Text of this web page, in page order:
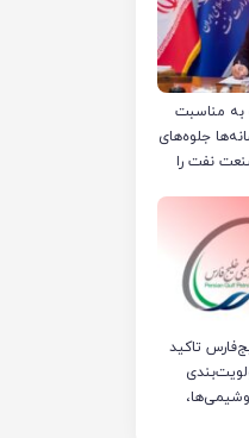
به مناسبت
جلوه‌های
نفت را
تاکید